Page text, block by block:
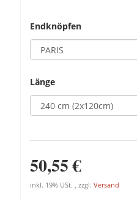
Endknöpfen
Länge
50,55 €
inkl. 19% USt. , zzgl. Versand